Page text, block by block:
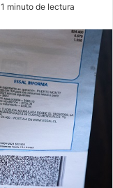
1 minuto de lectura